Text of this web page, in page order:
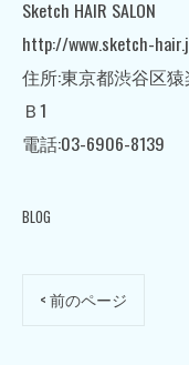
Sketch HAIR SALON
http://www.sketch-
住所:東京都渋谷区
Ｂ1
電話:03-6906-8139
BLOG
< 前のページ